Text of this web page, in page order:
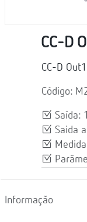
CC-D
CC-D
Código:
Saída:
Saida
Informação